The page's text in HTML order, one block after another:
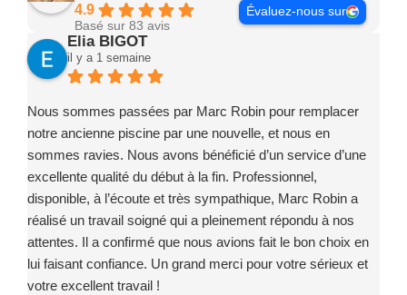
4.9
Basé sur 83 avis
Évaluez-nous sur
Elia BIGOT
il y a 1 semaine
Nous sommes passées par Marc Robin pour remplacer
notre ancienne piscine par une nouvelle, et nous en
sommes ravies. Nous avons bénéficié d’un service d’une
excellente qualité du début à la fin. Professionnel,
disponible, à l’écoute et très sympathique, Marc Robin a
réalisé un travail soigné qui a pleinement répondu à nos
attentes. Il a confirmé que nous avions fait le bon choix en
lui faisant confiance. Un grand merci pour votre sérieux et
votre excellent travail !